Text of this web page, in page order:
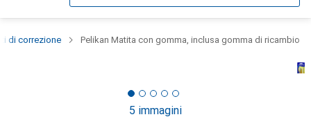
di correzione Pelikan Matita con gomma, inclusa gomma di ricambio
5 immagini